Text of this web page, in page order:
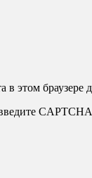
в этом